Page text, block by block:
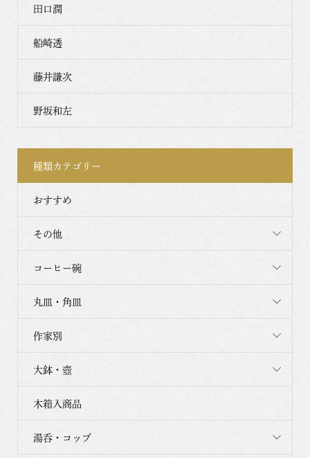
田口潤
船崎透
藤井謙次
野坂和左
種類カテゴリー
おすすめ
その他
コーヒー碗
丸皿・角皿
作家別
大鉢・壺
木箱入商品
湯呑・コップ